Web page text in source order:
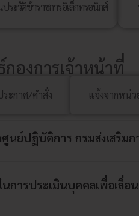
ระวัติข้าราชการอิเล็กทรอนิกส์
องการเจ้าหน้าที่
ระกาศ/คำสั่ง แจ้งจากหน่
นย์ปฏิบัติการ กรมส่งเสริมก
การประเมินบุคคลเพื่อเลื่อ